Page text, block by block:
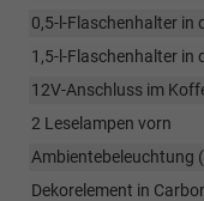
0,5-l-Flaschenhalter in
1,5-l-Flaschenhalter in
12V-Anschluss im
2 Leselampen vorn
Ambientebeleuchtung
Dekorelement in